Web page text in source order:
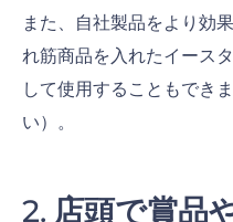
また、自社製品をより効
れ筋商品を入れたイース
して使用することもでき
い）。
店頭で賞品